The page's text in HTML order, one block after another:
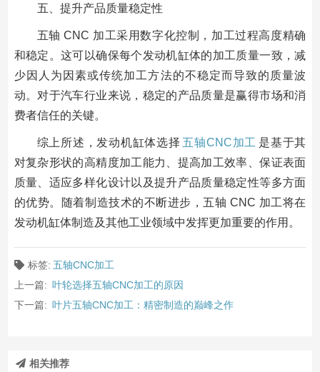
五、提升产品质量稳定性
五轴 CNC 加工采用数字化控制，加工过程高度精确
和稳定。这可以确保每个发动机缸体的加工质量一致，减
少因人为因素或传统加工方法的不稳定而导致的质量波
动。对于汽车行业来说，稳定的产品质量是赢得市场和消
费者信任的关键。
综上所述，发动机缸体选择 五轴CNC加工 是基于其
对复杂形状的高精度加工能力、提高加工效率、保证表面
质量、适应多样化设计以及提升产品质量稳定性等多方面
的优势。随着制造技术的不断进步，五轴 CNC 加工将在
发动机缸体制造及其他工业领域中发挥更加重要的作用。
标签: 五轴CNC加工
上一篇: 叶轮选择五轴CNC加工的原因
下一篇: 叶片五轴CNC加工：精密制造的巅峰之作
相关推荐